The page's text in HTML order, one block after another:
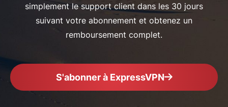
simplement le support client dans les 30 jours
suivant votre abonnement et obtenez un
remboursement complet.
S'abonner à ExpressVPN